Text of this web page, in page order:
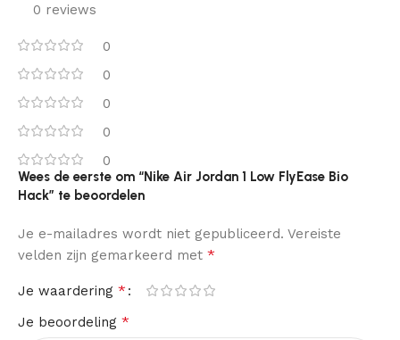
0 reviews
0
0
0
0
0
Wees de eerste om “Nike Air Jordan 1 Low FlyEase Bio
Hack” te beoordelen
Je e-mailadres wordt niet gepubliceerd. Vereiste
velden zijn gemarkeerd met *
Je waardering *
Je beoordeling *